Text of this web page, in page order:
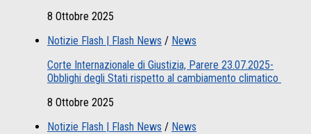
8 Ottobre 2025
Notizie Flash | Flash News / News
Corte Internazionale di Giustizia, Parere 23.07.2025-
Obblighi degli Stati rispetto al cambiamento climatico
8 Ottobre 2025
Notizie Flash | Flash News / News